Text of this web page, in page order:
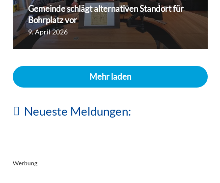
Gemeinde schlägt alternativen Standort für
Bohrplatz vor
9. April 2026
Mehr laden
Neueste Meldungen:
Lebendige Ortsführung durch Herrsching
5. August 2026
Gymnasium Herrsching feierlich eingeweiht
Werbung